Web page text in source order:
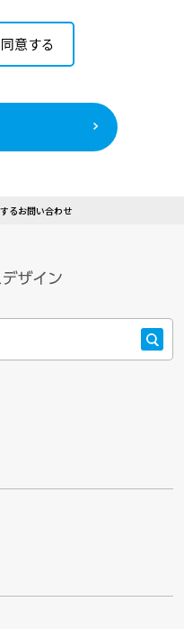
意する
るお問い合わせ
検索